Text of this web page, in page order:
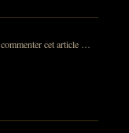
commenter cet article